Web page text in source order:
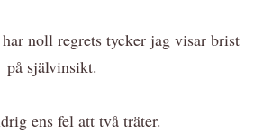
noll regrets tycker jag visar brist
på självinsikt.
ens fel att två träter.